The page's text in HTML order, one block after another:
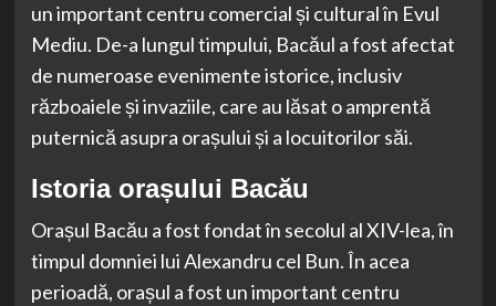
un important centru comercial și cultural în Evul
Mediu. De-a lungul timpului, Bacăul a fost afectat
de numeroase evenimente istorice, inclusiv
războaiele și invaziile, care au lăsat o amprentă
puternică asupra orașului și a locuitorilor săi.
Istoria orașului Bacău
Orașul Bacău a fost fondat în secolul al XIV-lea, în
timpul domniei lui Alexandru cel Bun. În acea
perioadă, orașul a fost un important centru